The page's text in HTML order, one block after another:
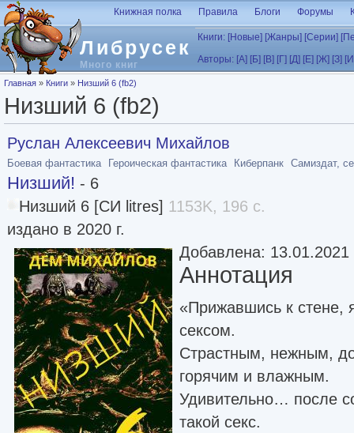
Перейти к основному содержанию
Либрусек
Много книг
Книжная полка Правила Блоги Форумы
Книги: [Новые] [Жанры] [Серии]
Авторы: [А] [Б] [В] [Г] [Д] [Е] [Ж] [З]
Вы здесь
Главная » Книги » Низший 6 (fb2)
Низший 6 (fb2)
Руслан Алексеевич Михайлов
Боевая фантастика Героическая фантастика Киберпанк Самиздат,
Низший! - 6
Низший 6 [СИ litres] 1153K, 196 с.
издано в 2020 г.
Добавлена: 13.01.2021
Аннотация
«Прижавшись к стене,
сексом.
Страстным, нежным,
горячим и влажным.
Удивительно… после
такой секс.